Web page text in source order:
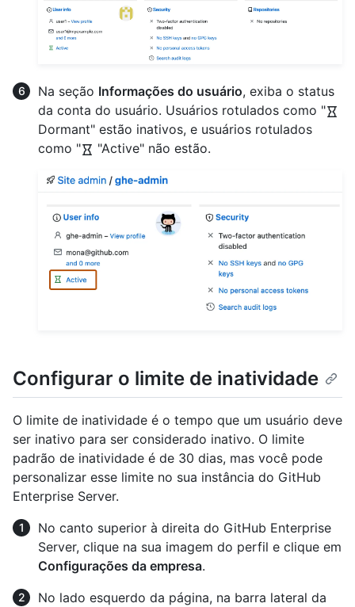
Na seção Informações do usuário, exiba o status
da conta do usuário. Usuários rotulados como "
Dormant" estão inativos, e usuários rotulados
como "
"Active" não estão.
Configurar o limite de inatividade
O limite de inatividade é o tempo que um usuário deve
ser inativo para ser considerado inativo. O limite
padrão de inatividade é de 30 dias, mas você pode
personalizar esse limite no sua instância do GitHub
Enterprise Server.
No canto superior à direita do GitHub Enterprise
Server, clique na sua imagem do perfil e clique em
Configurações da empresa.
No lado esquerdo da página, na barra lateral da